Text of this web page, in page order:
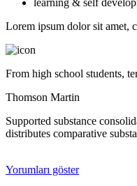
learning & self
Lorem ipsum dolor sit amet,
From high school students,
Thomson Martin
Supported substance
distributes comparative
Yorumları göster